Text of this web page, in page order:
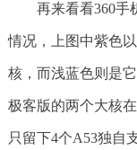
再来看看360手
情况，上图中紫色
核，而浅蓝色则是
极客版的两个大核
只留下4个A53独自